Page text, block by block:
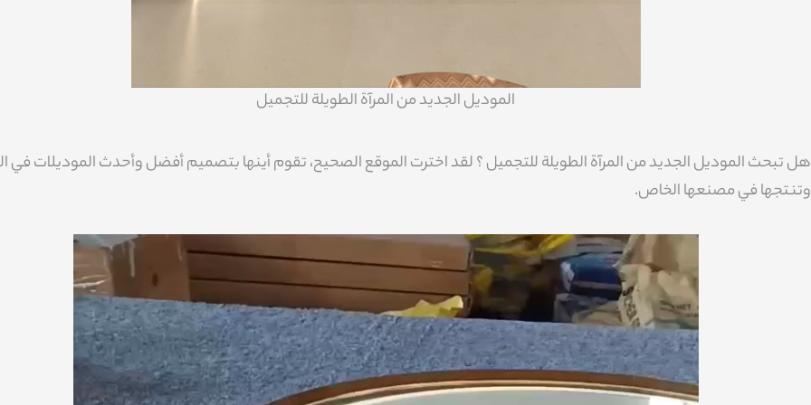
الموديل الجديد من المرآة الطويلة للتجميل
هل تبحث الموديل الجديد من المرآة الطويلة للتجميل ؟ لقد اخترت الموقع الصحيح، تقوم أينها بتصميم أفضل وأحدث الموديلات في
وتنتجها في مصنعها الخاص.